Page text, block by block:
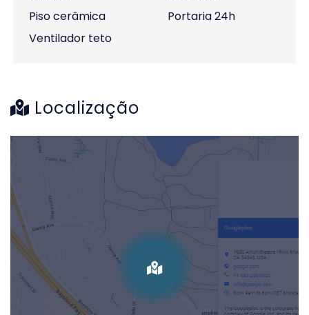
Piso cerâmica
Portaria 24h
Ventilador teto
Localização